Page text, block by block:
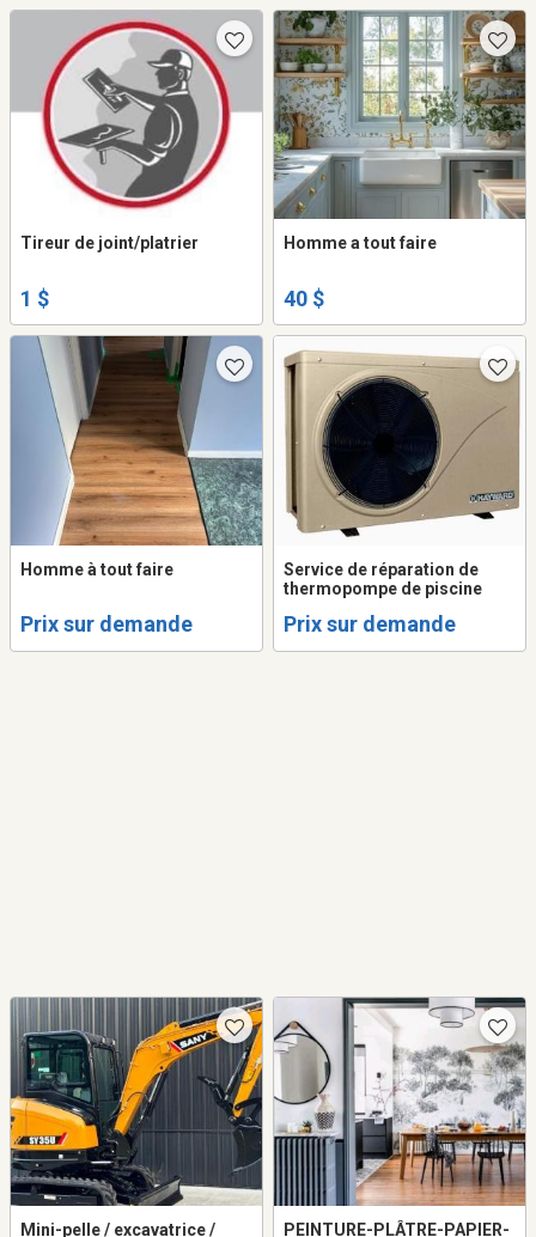
Tireur de joint/platrier
1 $
Homme a tout faire
40 $
Homme à tout faire
Prix sur demande
Service de réparation de
thermopompe de piscine
Prix sur demande
Mini-pelle / excavatrice /
PEINTURE-PLÂTRE-PAPIER-